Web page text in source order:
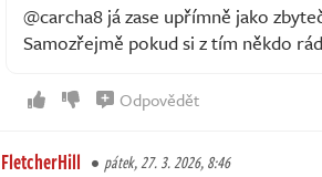
@carcha8 já zase upřímně jako
Samozřejmě pokud si z tím někdo
Odpovědět
FletcherHill pátek, 27. 3. 2026, 8:46